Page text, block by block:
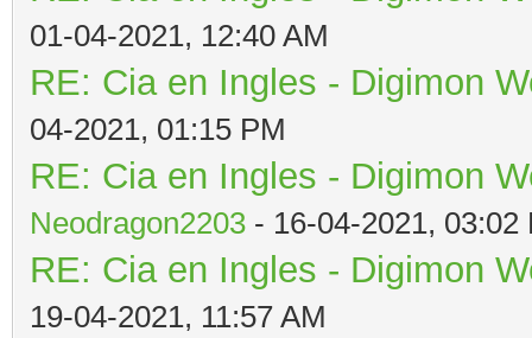
01-04-2021, 12:40 AM
RE: Cia en Ingles - Digimon
04-2021, 01:15 PM
RE: Cia en Ingles - Digimon
Neodragon2203 - 16-04-2021, 03:02
RE: Cia en Ingles - Digimon
19-04-2021, 11:57 AM